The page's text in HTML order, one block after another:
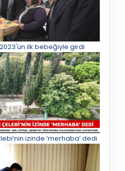
ilk bebeğiyle girdi
izinde ‘merhaba’ dedi